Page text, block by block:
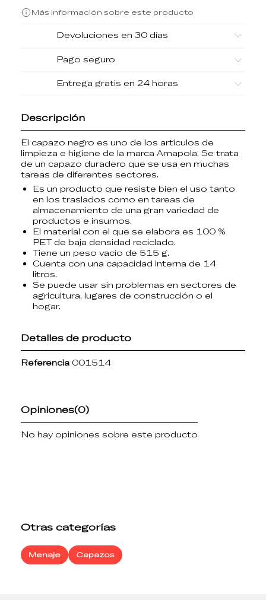
Más información sobre este producto
Devoluciones en 30 días
Pago seguro
Entrega gratis en 24 horas
Descripción
El capazo negro es uno de los artículos de
limpieza e higiene de la marca Amapola. Se trata
de un capazo duradero que se usa en muchas
tareas de diferentes sectores.
Es un producto que resiste bien el uso tanto
en los traslados como en tareas de
almacenamiento de una gran variedad de
productos e insumos.
El material con el que se elabora es 100 %
PETde baja densidad reciclado.
Tiene un peso vacío de 515 g.
Cuenta con una capacidad interna de 14
litros.
Se puede usar sin problemas en sectores de
agricultura, lugares de construcción o el
hogar.
Detalles de producto
Referencia 001514
Opiniones(0)
No hay opiniones sobre este producto
Otras categorías
Menaje Capazos